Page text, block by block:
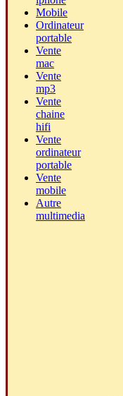
Mobile
Ordinateur
portable
Vente
mac
Vente
mp3
Vente
chaine
hifi
Vente
ordinateur
portable
Vente
mobile
Autre
multimedia